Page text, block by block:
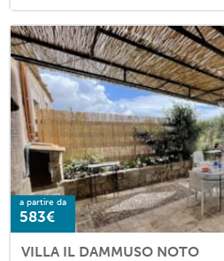
a partire da
583€
VILLA IL DAMMUSO NOTO